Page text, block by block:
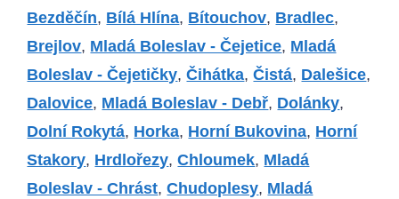
Bezděčín, Bílá Hlína, Bítouchov, Bradlec,
Brejlov, Mladá Boleslav - Čejetice, Mladá
Boleslav - Čejetičky,Čihátka,Čistá, Dalešice,
Dalovice, Mladá Boleslav - Debř, Dolánky,
Dolní Rokytá, Horka, Horní Bukovina, Horní
Stakory, Hrdlořezy,Chloumek, Mladá
Boleslav - Chrást,Chudoplesy, Mladá